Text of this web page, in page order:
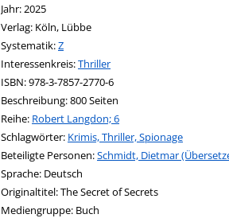
Jahr:2025
Verlag: Köln, Lübbe
opens in new tab
Diesen Link in neuem Tab öffnen
Systematik:Suche nach dieser Systematik
Z
Interessenkreis:Suche nach diesem
Thriller
ISBN:978-3-7857-2770-6
Beschreibung:800 Seiten
Reihe: Robert Langdon; 6
Schlagwörter: Krimis, Thriller, Spionage
Beteiligte Personen:Suche nach dieser
Schmidt, Dietmar
Sprache: Deutsch
Originaltitel:The Secret of Secrets
Mediengruppe: Buch